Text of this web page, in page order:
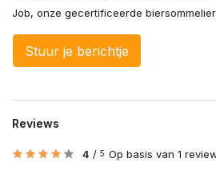
Job, onze gecertificeerde
Stuur je berichtje
Reviews
4 / 5 Op basis van 1